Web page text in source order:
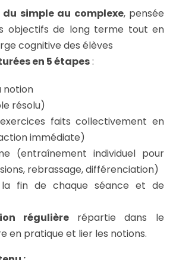
du simple au complexe, pensée
objectifs de long terme tout en
cognitive des élèves
en 5 étapes:
notion
résolu)
faits collectivement en
immédiate)
(entraînement individuel pour
rebrassage, différenciation)
fin de chaque séance et de
régulière répartie dans le
en pratique et lier les notions.